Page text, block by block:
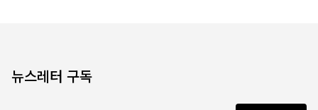
뉴스레터 구독